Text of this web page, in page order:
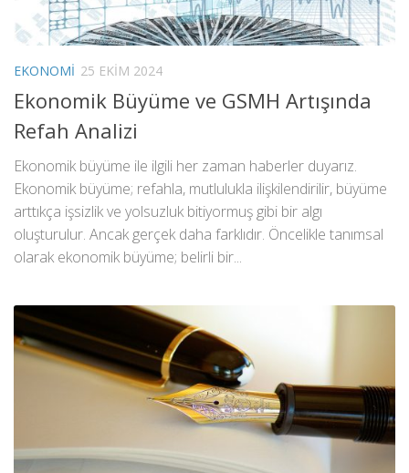
EKONOMI 25 EKIM 2024
Ekonomik Büyüme ve GSMH Artışında
Refah Analizi
Ekonomik büyüme ile ilgili her zaman haberler duyarız.
Ekonomik büyüme; refahla, mutlulukla ilişkilendirilir, büyüme
arttıkça işsizlik ve yolsuzluk bitiyormuş gibi bir algı
oluşturulur. Ancak gerçek daha farklıdır. Öncelikle tanımsal
olarak ekonomik büyüme; belirli bir...